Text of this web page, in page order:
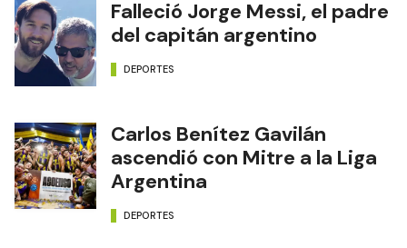
Falleció Jorge Messi, el padre
del capitán argentino
DEPORTES
Carlos Benítez Gavilán
ascendió con Mitre a la Liga
Argentina
DEPORTES